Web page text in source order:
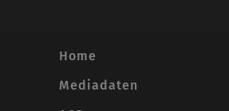
Home
Mediadaten